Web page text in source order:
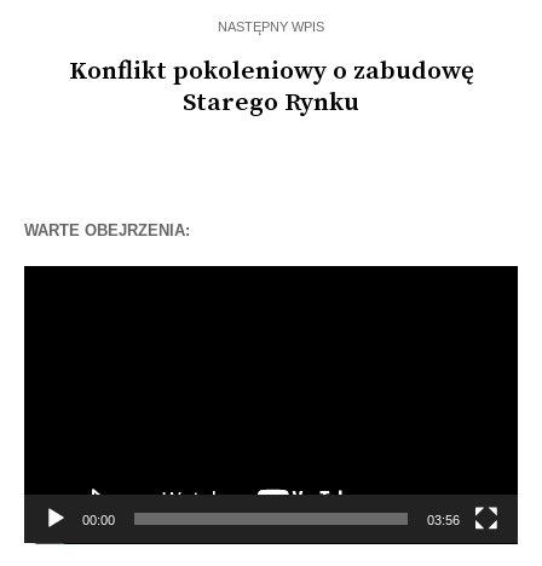
NASTĘPNY WPIS
Konflikt pokoleniowy o zabudowę
Starego Rynku
WARTE OBEJRZENIA:
00:00 03:56